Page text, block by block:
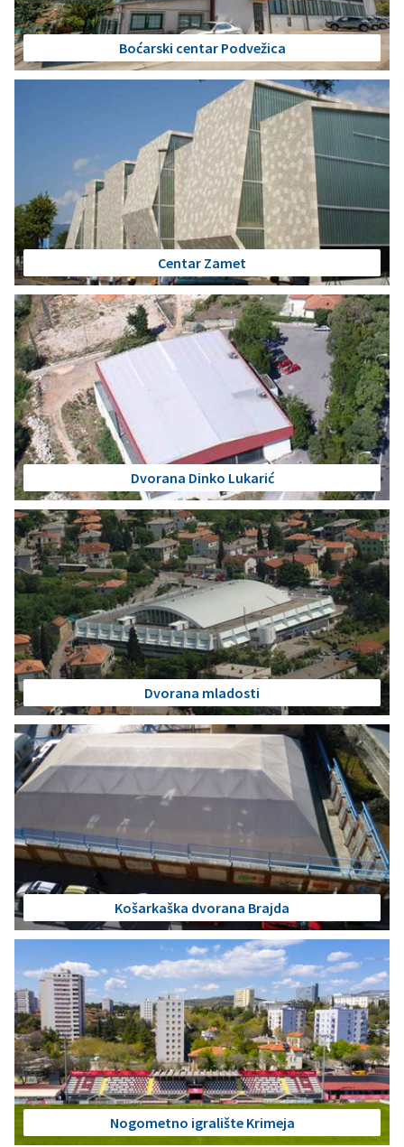
Boćarski centar Podvežica
Centar Zamet
Dvorana Dinko Lukarić
Dvorana mladosti
Košarkaška dvorana Brajda
Nogometno igralište Krimeja